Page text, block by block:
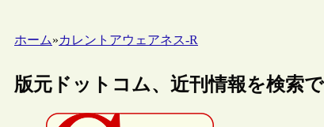
ホーム»カレントアウェアネス-R
版元ドットコム、近刊情報を検索